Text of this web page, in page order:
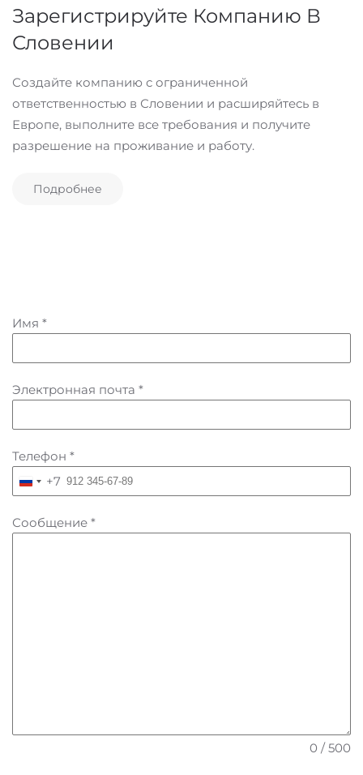
Зарегистрируйте Компанию В
Словении
Создайте компанию с ограниченной
ответственностью в Словении и расширяйтесь в
Европе, выполните все требования и получите
разрешение на проживание и работу.
Подробнее
Имя *
Электронная почта *
Телефон *
Russia
+7
Сообщение *
0 / 500